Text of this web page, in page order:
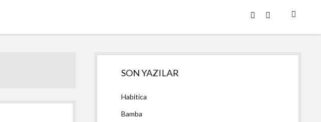
twitterfacebook
Yan
Menü
SON YAZILAR
Habitica
Bamba